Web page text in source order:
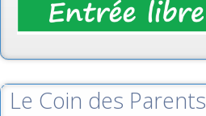
Le Coin des Parents